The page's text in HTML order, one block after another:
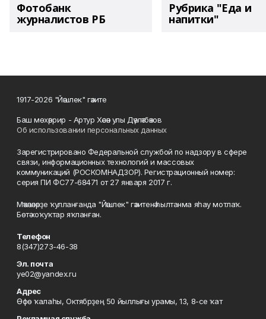
Фотобанк
журналистов РБ
Рубрика "Еда и
напитки"
1917-2026 "Йәшлек" гәзите
Баш мөхәррир - Артур Хәсән улы Дәүләтбәков
Об использовании персональных данных
Зарегистрировано Федеральной службой по надзору в сфере
связи, информационных технологий и массовых
коммуникаций (РОСКОМНАДЗОР). Регистрационный номер:
серия ПИ ФС77-68471 от 27 января 2017 г.
Мәҡәләләрҙе ҡулланғанда "Йәшлек" гәзитенә һылтанма яһау мотлаҡ.
Бөтә хоҡуҡтар яҡланған.
Телефон
8(347)273-46-38
Эл. почта
ye02@yandex.ru
Адрес
Өфө ҡалаһы, Октябрҙең 50 йыллығы урамы, 13, 8-се ҡат